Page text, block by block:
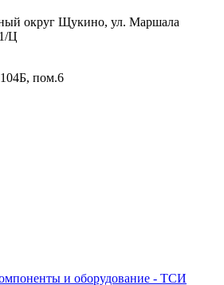
округ Щукино, ул. Маршала
Ц
пом.6